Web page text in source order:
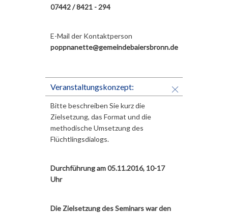
07442 / 8421 - 294
E-Mail der Kontaktperson
poppnanette@gemeindebaiersbronn.de
Veranstaltungskonzept:
Bitte beschreiben Sie kurz die
Zielsetzung, das Format und die
methodische Umsetzung des
Flüchtlingsdialogs.
Durchführung am 05.11.2016, 10-17
Uhr
Die Zielsetzung des Seminars war den